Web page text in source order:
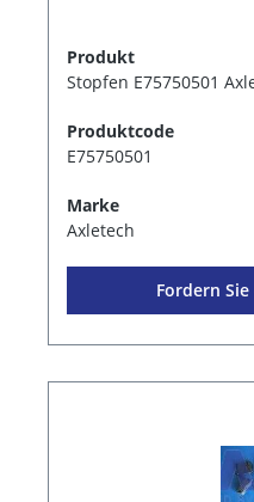
Produkt
Stopfen E75750501
Produktcode
E75750501
Marke
Axletech
Fordern